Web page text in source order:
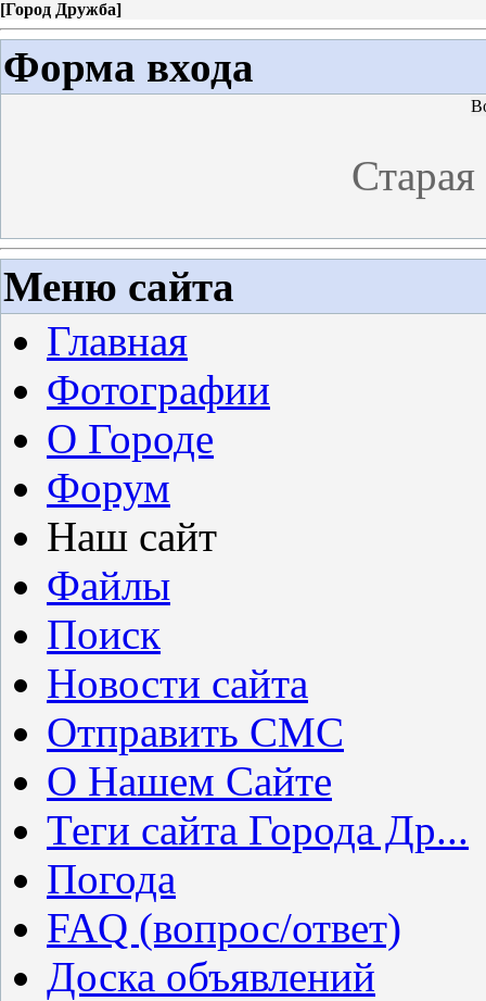
[Город Дружба]
Форма входа
Меню сайта
Главная
Фотографии
О Городе
Форум
Наш сайт
Файлы
Поиск
Новости сайта
Отправить СМС
О Нашем Сайте
Теги сайта Города Др...
Погода
FAQ (вопрос/ответ)
Доска объявлений